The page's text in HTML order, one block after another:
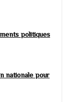
politiques
nationale pour